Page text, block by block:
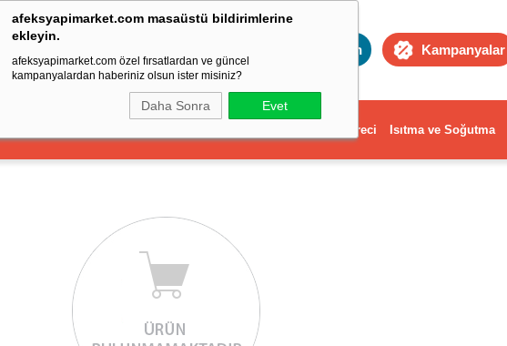
afeksyapimarket.com masaüstü bildirimlerine
ekleyin.
afeksyapimarket.com özel fırsatlardan ve güncel
kampanyalardan haberiniz olsun ister misiniz?
Daha Sonra Evet
Toptan Kampanyalar
Dekorasyon ve Ev Gereci Isıtma ve Soğutma